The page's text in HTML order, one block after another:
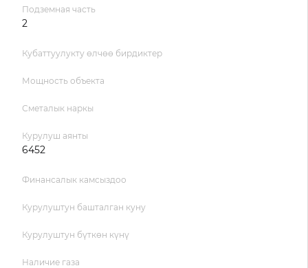
Подземная часть
2
Кубаттуулукту өлчөө бирдиктер
Мощность объекта
Сметалык наркы
Курулуш аянты
6452
Финансалык камсыздоо
Курулуштун башталган куну
Курулуштун бүткөн күнү
Наличие газа